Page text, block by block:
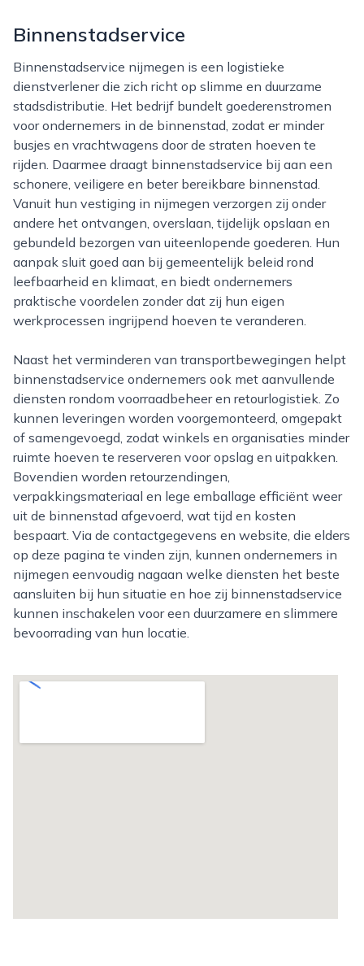
Binnenstadservice
Binnenstadservice nijmegen is een logistieke
dienstverlener die zich richt op slimme en duurzame
stadsdistributie. Het bedrijf bundelt goederenstromen
voor ondernemers in de binnenstad, zodat er minder
busjes en vrachtwagens door de straten hoeven te
rijden. Daarmee draagt binnenstadservice bij aan een
schonere, veiligere en beter bereikbare binnenstad.
Vanuit hun vestiging in nijmegen verzorgen zij onder
andere het ontvangen, overslaan, tijdelijk opslaan en
gebundeld bezorgen van uiteenlopende goederen. Hun
aanpak sluit goed aan bij gemeentelijk beleid rond
leefbaarheid en klimaat, en biedt ondernemers
praktische voordelen zonder dat zij hun eigen
werkprocessen ingrijpend hoeven te veranderen.
Naast het verminderen van transportbewegingen helpt
binnenstadservice ondernemers ook met aanvullende
diensten rondom voorraadbeheer en retourlogistiek. Zo
kunnen leveringen worden voorgemonteerd, omgepakt
of samengevoegd, zodat winkels en organisaties minder
ruimte hoeven te reserveren voor opslag en uitpakken.
Bovendien worden retourzendingen,
verpakkingsmateriaal en lege emballage efficiënt weer
uit de binnenstad afgevoerd, wat tijd en kosten
bespaart. Via de contactgegevens en website, die elders
op deze pagina te vinden zijn, kunnen ondernemers in
nijmegen eenvoudig nagaan welke diensten het beste
aansluiten bij hun situatie en hoe zij binnenstadservice
kunnen inschakelen voor een duurzamere en slimmere
bevoorrading van hun locatie.